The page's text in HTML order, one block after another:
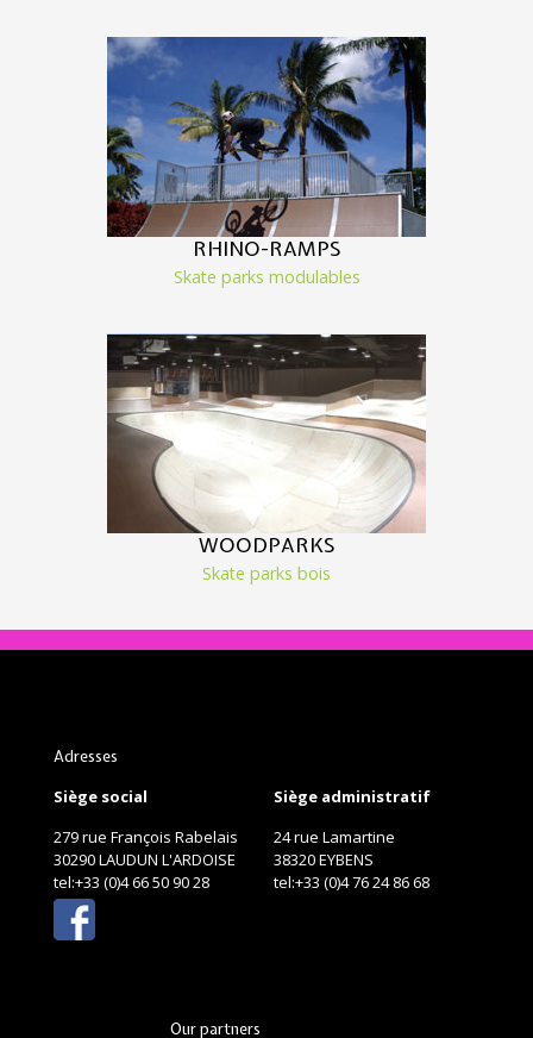
RHINO-RAMPS
Skate parks modulables
WOODPARKS
Skate parks bois
Adresses
Siège social
279 rue François Rabelais
30290 LAUDUN L'ARDOISE
tel:+33 (0)4 66 50 90 28
Siège administratif
24 rue Lamartine
38320 EYBENS
tel:+33 (0)4 76 24 86 68
Our partners